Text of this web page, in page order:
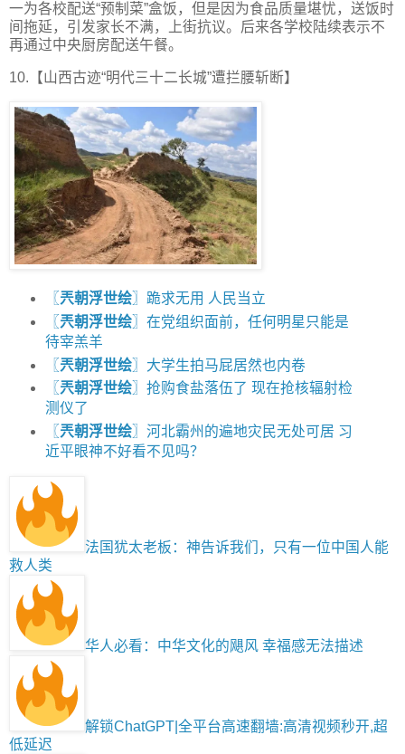
一为各校配送“预制菜”盒饭，但是因为食品质量堪忧，送饭时
间拖延，引发家长不满，上街抗议。后来各学校陆续表示不
再通过中央厨房配送午餐。
10.【山西古迹“明代三十二长城”遭拦腰斩断】
〖 兲朝浮世绘〗跪求无用 人民当立
〖 兲朝浮世绘〗在党组织面前，任何明星只能是
待宰羔羊
〖 兲朝浮世绘〗大学生拍马屁居然也内卷
〖 兲朝浮世绘〗抢购食盐落伍了 现在抢核辐射检
测仪了
〖 兲朝浮世绘〗河北霸州的遍地灾民无处可居 习
近平眼神不好看不见吗？
法国犹太老板：神告诉我们，只有一位中国人能
救人类
华人必看：中华文化的飓风 幸福感无法描述
解锁ChatGPT|全平台高速翻墙:高清视频秒开,超
低延迟